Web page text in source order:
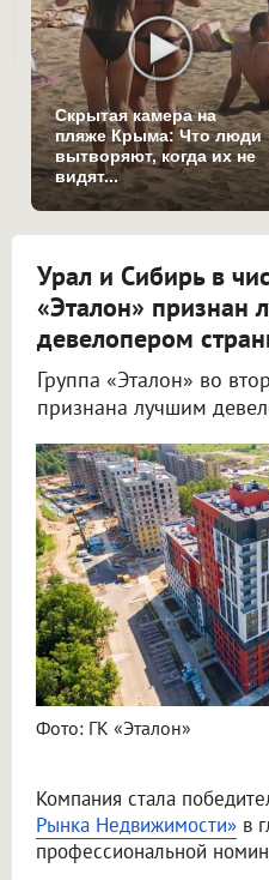
Скрытая камера на
пляже Крыма: Что люди
вытворяют, когда их не
видят...
Урал и Сибирь в
«Эталон» признан
девелопером
Группа «Эталон» во
признана лучшим
Фото: ГК «Эталон»
Компания стала
Рынка Недвижимости» в
профессиональной